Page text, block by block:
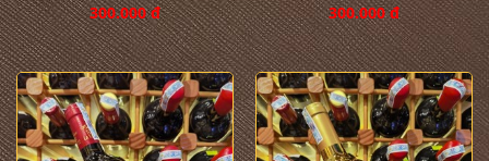
300.000 đ
300.000 đ